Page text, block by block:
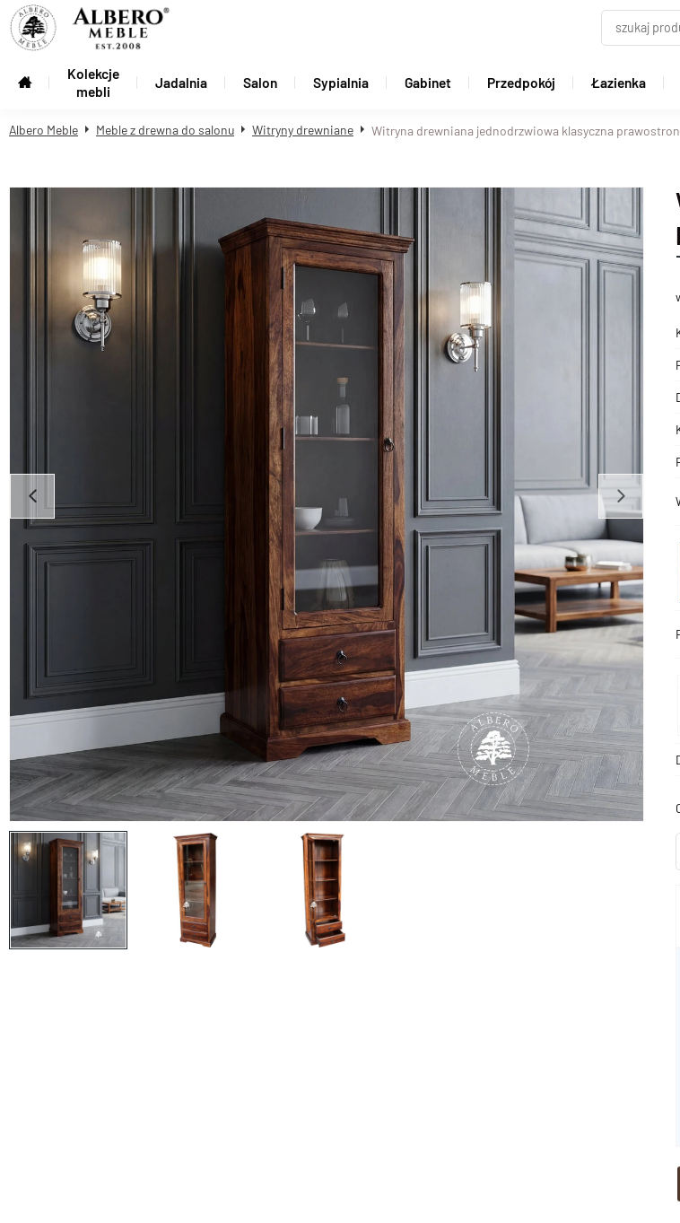
Kolekcje
mebli
Jadalnia Salon Sypialnia Gabinet Przedpokój Łazienka
Albero Meble Meble z drewna do salonu Witryny drewniane Witryna drewniana jednodrzwiowa klasyczna